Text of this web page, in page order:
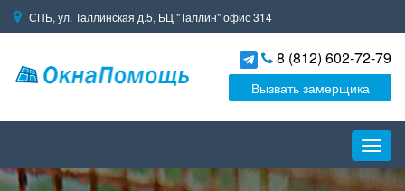
СПБ, ул. Таллинская д.5, БЦ "Таллин" офис 314
8 (812) 602-72-79
Вызвать замерщика